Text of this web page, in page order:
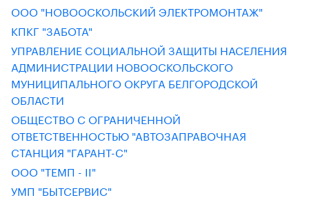
ООО "НОВООСКОЛЬСКИЙ ЭЛЕКТРОМОНТАЖ"
КПКГ "ЗАБОТА"
УПРАВЛЕНИЕ СОЦИАЛЬНОЙ ЗАЩИТЫ НАСЕЛЕНИЯ
АДМИНИСТРАЦИИ НОВООСКОЛЬСКОГО
МУНИЦИПАЛЬНОГО ОКРУГА БЕЛГОРОДСКОЙ
ОБЛАСТИ
ОБЩЕСТВО С ОГРАНИЧЕННОЙ
ОТВЕТСТВЕННОСТЬЮ "АВТОЗАПРАВОЧНАЯ
СТАНЦИЯ "ГАРАНТ-С"
ООО "ТЕМП - II"
УМП "БЫТСЕРВИС"